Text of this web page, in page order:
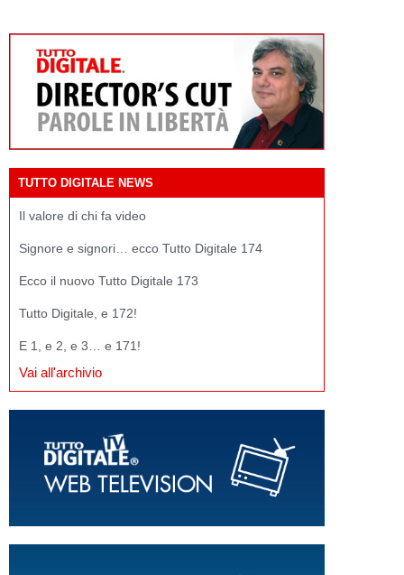
TUTTO DIGITALE NEWS
Il valore di chi fa video
Signore e signori… ecco Tutto Digitale 174
Ecco il nuovo Tutto Digitale 173
Tutto Digitale, e 172!
E 1, e 2, e 3… e 171!
Vai all'archivio